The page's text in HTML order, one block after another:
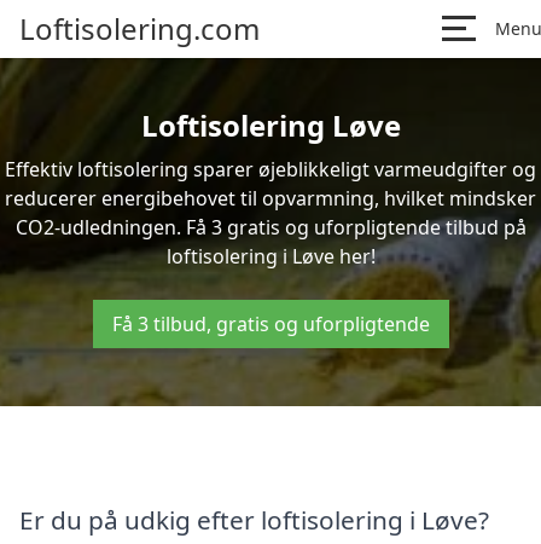
Loftisolering.com Menu
Loftisolering Løve
Effektiv loftisolering sparer øjeblikkeligt varmeudgifter og
reducerer energibehovet til opvarmning, hvilket mindsker
CO2-udledningen. Få 3 gratis og uforpligtende tilbud på
loftisolering i Løve her!
Få 3 tilbud, gratis og uforpligtende
Er du på udkig efter loftisolering i Løve?